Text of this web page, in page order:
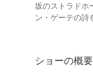
坂のストラドホ
ン・ゲーテの詩
ショーの概要